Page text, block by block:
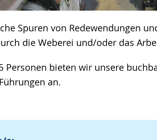
Spuren von Redewendungen
die Weberei und/oder das
Personen bieten wir unsere
an.